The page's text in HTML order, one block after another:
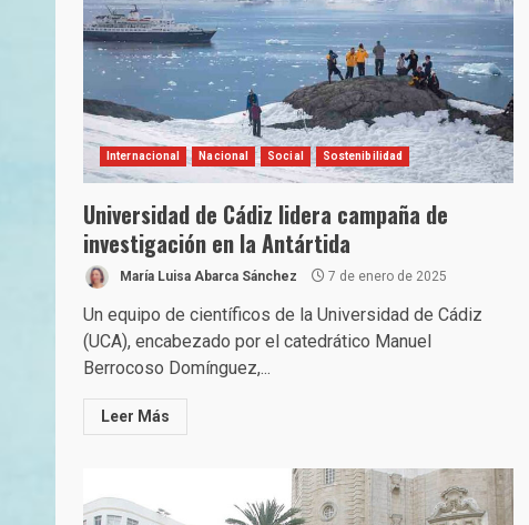
Internacional Nacional Social Sostenibilidad
Universidad de Cádiz lidera campaña de
investigación en la Antártida
María Luisa Abarca Sánchez 7 de enero de 2025
Un equipo de científicos de la Universidad de Cádiz
(UCA), encabezado por el catedrático Manuel
Berrocoso Domínguez,...
Leer Más